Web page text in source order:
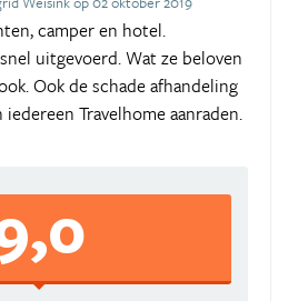
camper en hotel.
uitgevoerd. Wat ze beloven
Ook de schade afhandeling
Travelhome aanraden.